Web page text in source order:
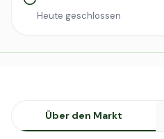
Heute geschlossen
Über den Markt